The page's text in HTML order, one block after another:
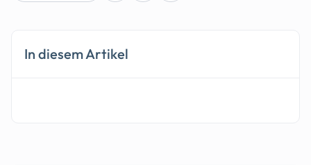
In diesem Artikel